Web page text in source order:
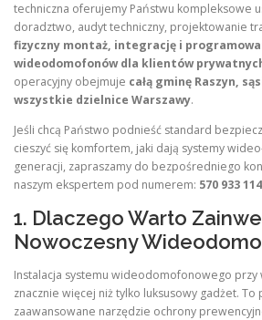
techniczna oferujemy Państwu kompleksowe
doradztwo, audyt techniczny, projektowanie
fizyczny montaż, integrację i
wideodomofonów dla klientów
operacyjny obejmuje całą gminę Raszyn,
wszystkie dzielnice Warszawy.
Jeśli chcą Państwo podnieść standard
cieszyć się komfortem, jaki dają systemy
generacji, zapraszamy do bezpośredniego
naszym ekspertem pod numerem: 570 933 114
1. Dlaczego Warto
Nowoczesny
Instalacja systemu wideodomofonowego przy
znacznie więcej niż tylko luksusowy gadżet. To
zaawansowane narzędzie ochrony